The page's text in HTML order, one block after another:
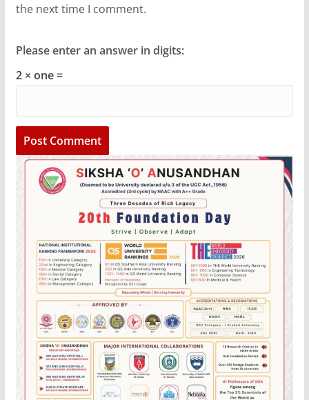
the next time I comment.
Please enter an answer in digits:
2 × one =